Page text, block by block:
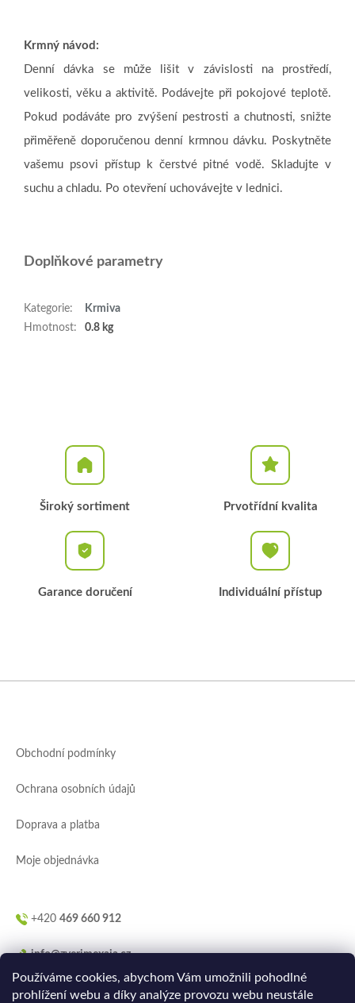
Používáme cookies, abychom Vám umožnili pohodlné
prohlížení webu a díky analýze provozu webu neustále
Krmný návod:
Denní dávka se může lišit v závislosti na prostředí,
velikosti, věku a aktivitě. Podávejte při pokojové teplotě.
Pokud podáváte pro zvýšení pestrosti a chutnosti, snižte
přiměřeně doporučenou denní krmnou dávku. Poskytněte
vašemu psovi přístup k čerstvé pitné vodě. Skladujte v
suchu a chladu. Po otevření uchovávejte v lednici.
Doplňkové parametry
Kategorie:
Krmiva
Hmotnost: 0.8 kg
Široký sortiment Prvotřídní kvalita
Garance doručení Individuální přístup
Obchodní podmínky
Ochrana osobních údajů
Doprava a platba
Moje objednávka
+420 469 660 912
info@zverimexaja.cz